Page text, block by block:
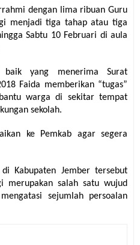
dengan lima ribuan Guru
menjadi tiga tahap atau tiga
Sabtu 10 Februari di aula
yang menerima Surat
Faida memberikan “tugas”
warga di sekitar tempat
sekolah.
ke Pemkab agar segera
Kabupaten Jember tersebut
merupakan salah satu wujud
sejumlah persoalan